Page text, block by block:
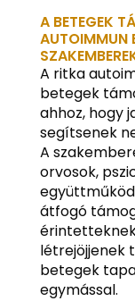
A BETEGEK
AUTOIMMUN
A ritka
betegek
ahhoz, hogy
segítsenek
A
orvosok,
átfogó
létrejöjjenek
betegek
egymással.